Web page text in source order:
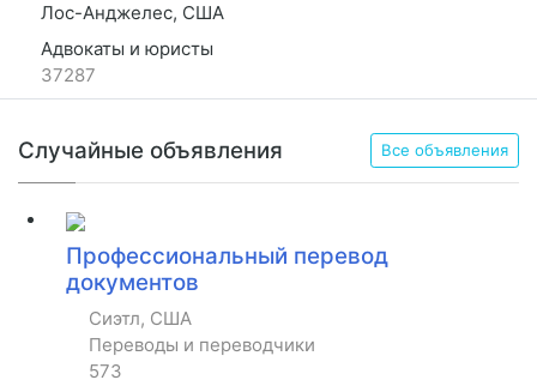
Лос-Анджелес, США
Адвокаты и юристы
37287
Случайные объявления Все объявления
Профессиональный перевод
документов
Сиэтл, США
Переводы и переводчики
573